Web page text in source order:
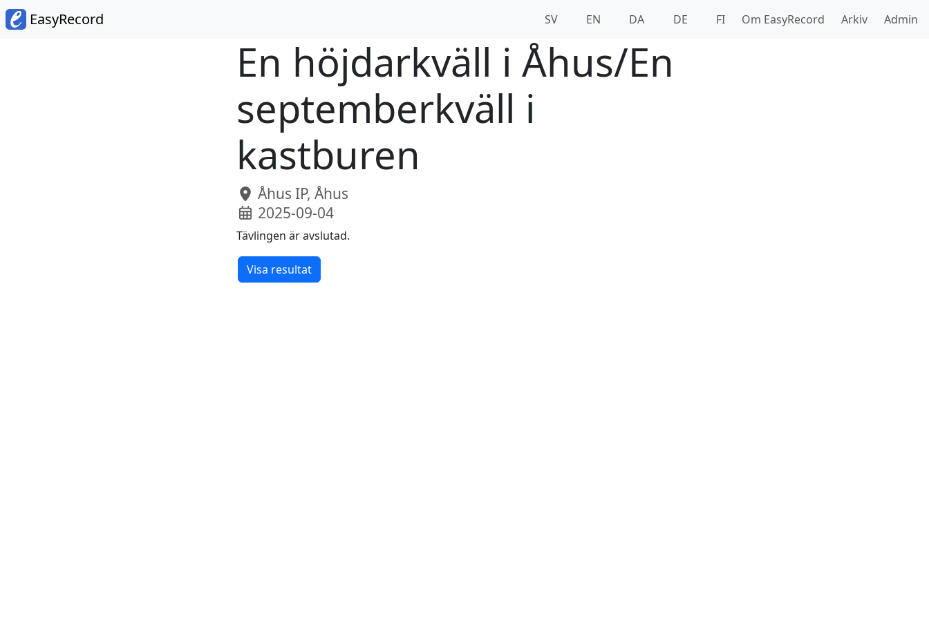
EasyRecord SV EN DA DE FI Om EasyRecord Arkiv Admin
En höjdarkväll i Åhus/En
septemberkväll i
kastburen
Åhus IP, Åhus
2025-09-04
Tävlingen är avslutad.
Visa resultat